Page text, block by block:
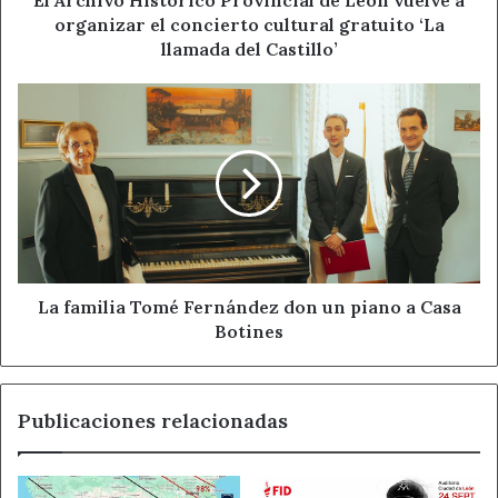
concierto
del
Castillo’
organizar el concierto cultural gratuito ‘La
llamada del Castillo’
familia
Tomé
Fernández
don
piano
Casa
Botines
La familia Tomé Fernández don un piano a Casa
Botines
Publicaciones relacionadas